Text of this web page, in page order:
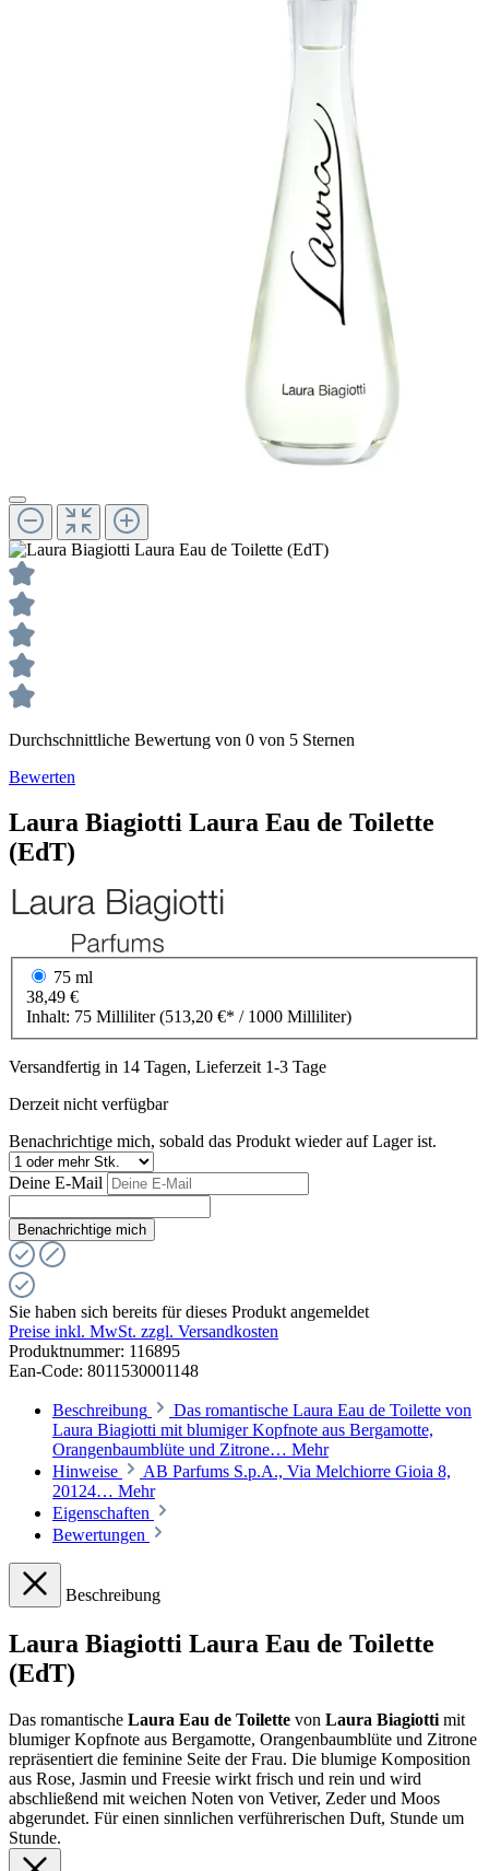
Durchschnittliche Bewertung von 0 von 5 Sternen
Bewerten
Laura Biagiotti Laura Eau de Toilette
(EdT)
75 ml
38,49 €
Inhalt: 75 Milliliter(513,20 €* / 1000 Milliliter)
Versandfertig in 14 Tagen, Lieferzeit 1-3 Tage
Derzeit nicht verfügbar
Benachrichtige mich, sobald das Produkt wieder auf Lager ist.
Deine E-Mail
Benachrichtige mich
Sie haben sich bereits für dieses Produkt angemeldet
Preise inkl. MwSt. zzgl. Versandkosten
Produktnummer: 116895
Ean-Code: 8011530001148
Beschreibung
Das romantische Laura Eau de Toilette von
Laura Biagiotti mit blumiger Kopfnote aus Bergamotte,
Orangenbaumblüte und Zitrone… Mehr
Hinweise
AB Parfums S.p.A., Via Melchiorre Gioia 8,
20124… Mehr
Eigenschaften
Bewertungen
Beschreibung
Laura Biagiotti Laura Eau de Toilette
(EdT)
Das romantische Laura Eau de Toilette von Laura Biagiotti mit
blumiger Kopfnote aus Bergamotte, Orangenbaumblüte und Zitrone
repräsentiert die feminine Seite der Frau. Die blumige Komposition
aus Rose, Jasmin und Freesie wirkt frisch und rein und wird
abschließend mit weichen Noten von Vetiver, Zeder und Moos
abgerundet. Für einen sinnlichen verführerischen Duft, Stunde um
Stunde.